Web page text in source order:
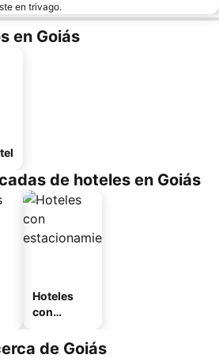
en trivago.
en Goiás
de hoteles en Goiás
Hoteles
con
miento
de Goiás